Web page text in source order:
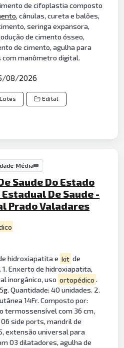
de cifoplastia composto
, cânulas, cureta e balões,
seringa expansora,
de cimento ósseo,
de cimento, agulha para
com manômetro digital.
08/2026
Lotes Edital
Média
Saude Do Estado
De Saude -
Prado Valadares
hidroxiapatita e kit de
Enxerto de hidroxiapatita,
inorgânico, uso ortopédico .
Quantidade: 40 unidades. 2.
14Fr. Composto por:
termossensível com 36 cm,
side ports, mandril de
extensão universal para
03 dilatadores, agulha de